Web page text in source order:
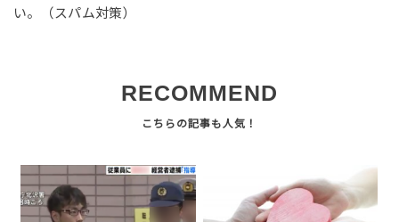
い。（スパム対策）
RECOMMEND